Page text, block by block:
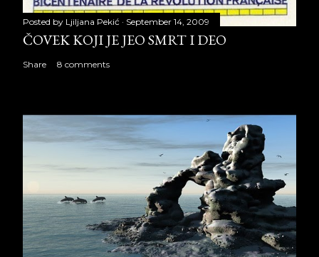
Posted by Ljiljana Pekić September 14, 2009
ČOVEK KOJI JE JEO SMRT I DEO
Share 8 comments